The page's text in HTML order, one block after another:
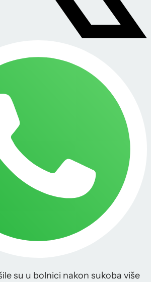
su u bolnici nakon sukoba više